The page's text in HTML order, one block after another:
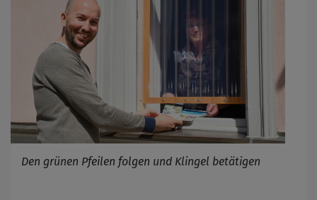
Den grünen Pfeilen folgen und Klingel betätigen
Cookie Name
_osm_totp_token
Cookie Laufzeit
Name
Cookies die bei der Verwendung von
OpenWeatherAPI gesetzt werden
Anbieter
Zweck
Cookie Laufzeit